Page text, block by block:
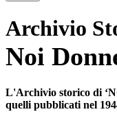
Archivio
Noi
L'Archivio storico di
quelli pubblicati nel